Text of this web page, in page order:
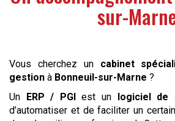
sur-
Vous cherchez un cabinet
gestion à Bonneuil-sur-Marne ?
Un ERP / PGIest un logiciel de
d’automatiser et de faciliter un